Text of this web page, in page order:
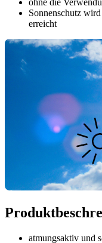
ohne die
Sonnenschutz
erreicht
atmungsaktiv und